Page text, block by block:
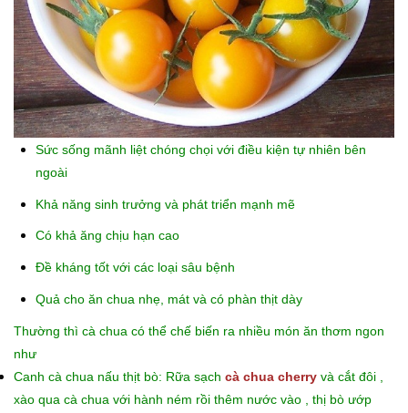
Sức sống mãnh liệt chóng chọi với điều kiện tự nhiên bên
ngoài
Khả năng sinh trưởng và phát triển mạnh mẽ
Có khả ăng chịu hạn cao
Đề kháng tốt với các loại sâu bệnh
Quả cho ăn chua nhẹ, mát và có phàn thịt dày
Thường thì cà chua có thể chế biến ra nhiều món ăn thơm ngon
như
Canh cà chua nấu thịt bò: Rữa sạch cà chua cherry và cắt đôi ,
xào qua cà chua với hành ném rồi thêm nước vào , thị bò ướp